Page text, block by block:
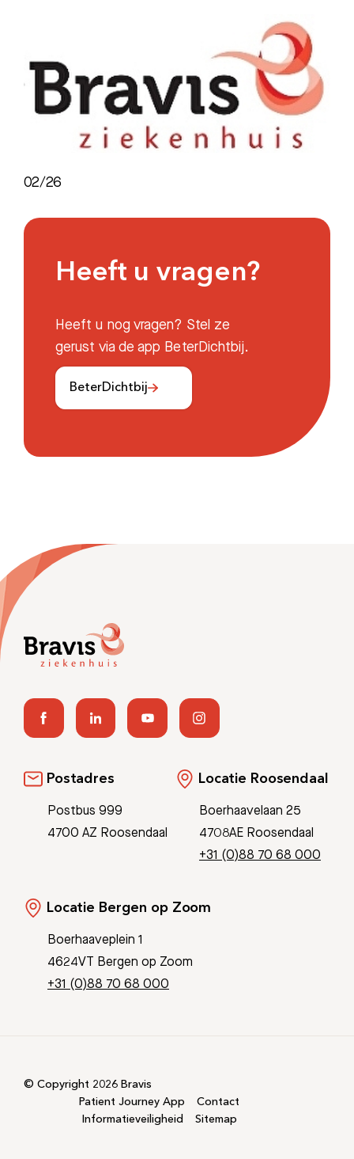
02/26
Heeft u vragen?
Heeft u nog vragen? Stel ze
gerust via de app BeterDichtbij.
BeterDichtbij
Postadres
Postbus 999
4700 AZ Roosendaal
Locatie Roosendaal
Boerhaavelaan 25
4708AE Roosendaal
+31 (0)88 70 68 000
Locatie Bergen op Zoom
Boerhaaveplein 1
4624VT Bergen op Zoom
+31 (0)88 70 68 000
© Copyright 2026 Bravis
Patient Journey App
Contact
Informatieveiligheid
Sitemap